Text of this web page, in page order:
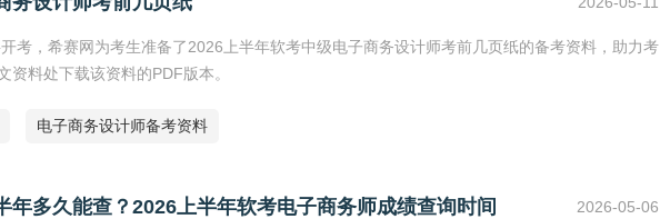
考，希赛网为考生准备了2026上半年软考中级电子商务设计师考前几页纸的备考资料，助力考
料处下载该资料的PDF版本。
电子商务设计师备考资料
年多久能查？2026上半年软考电子商务师成绩查询时间 2026-05-06